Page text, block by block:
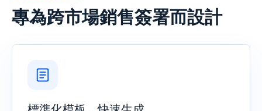
專為跨市場銷售簽署而設計